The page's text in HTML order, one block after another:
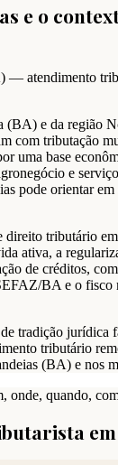
e o
) — atendimento
(BA) e da região
com tributação
uma base
e
pode orientar
direito tributário
ativa, a
de créditos,
BA e o
tradição jurídica
tributário
(BA) e nos
onde, quando,
em